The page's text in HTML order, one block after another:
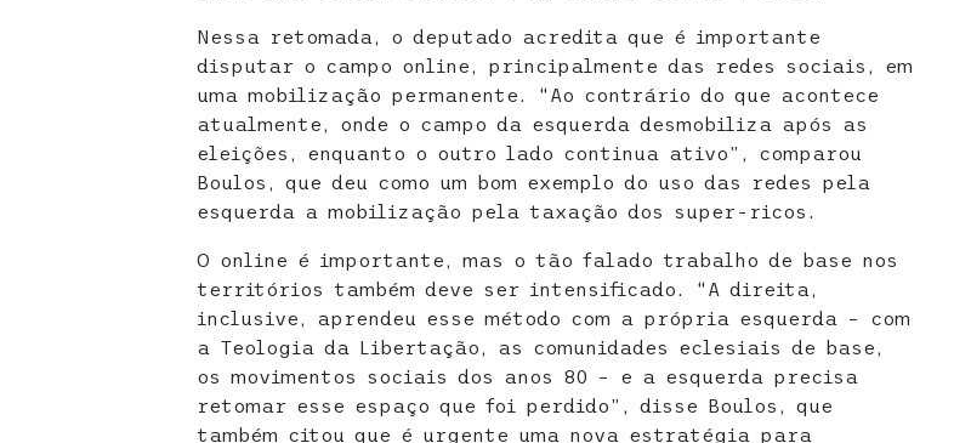
Nessa retomada, o deputado acredita que é importante
disputar o campo online, principalmente das redes sociais, em
uma mobilização permanente. “Ao contrário do que acontece
atualmente, onde o campo da esquerda desmobiliza após as
eleições, enquanto o outro lado continua ativo”, comparou
Boulos, que deu como um bom exemplo do uso das redes pela
esquerda a mobilização pela taxação dos super-ricos.
O online é importante, mas o tão falado trabalho de base nos
territórios também deve ser intensificado. “A direita,
inclusive, aprendeu esse método com a própria esquerda – com
a Teologia da Libertação, as comunidades eclesiais de base,
os movimentos sociais dos anos 80 – e a esquerda precisa
retomar esse espaço que foi perdido”, disse Boulos, que
também citou que é urgente uma nova estratégia para